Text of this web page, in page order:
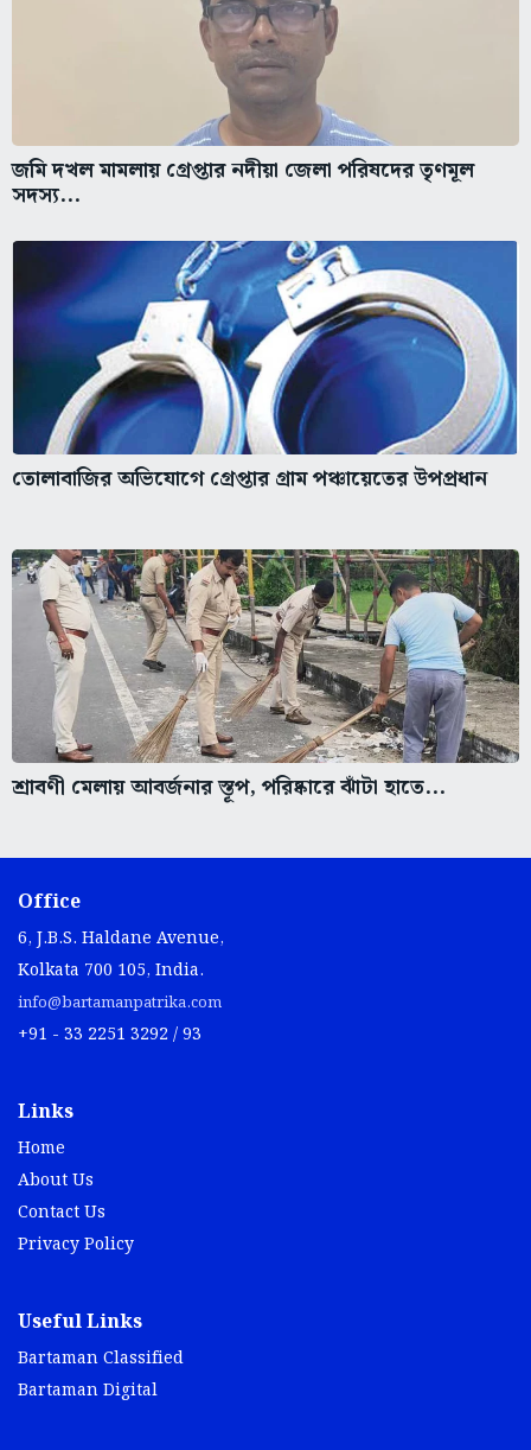
জমি দখল মামলায় গ্রেপ্তার নদীয়া জেলা পরিষদের তৃণমূল
সদস্য...
তোলাবাজির অভিযোগে গ্রেপ্তার গ্রাম পঞ্চায়েতের উপপ্রধান
শ্রাবণী মেলায় আবর্জনার স্তূপ, পরিষ্কারে ঝাঁটা হাতে...
Office
6, J.B.S. Haldane Avenue,
Kolkata 700 105, India.
info@bartamanpatrika.com
+91 - 33 2251 3292 / 93
Links
Home
About Us
Contact Us
Privacy Policy
Useful Links
Bartaman Classified
Bartaman Digital